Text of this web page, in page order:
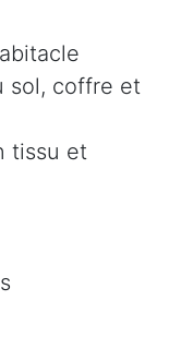
sol, coffre et
tissu et